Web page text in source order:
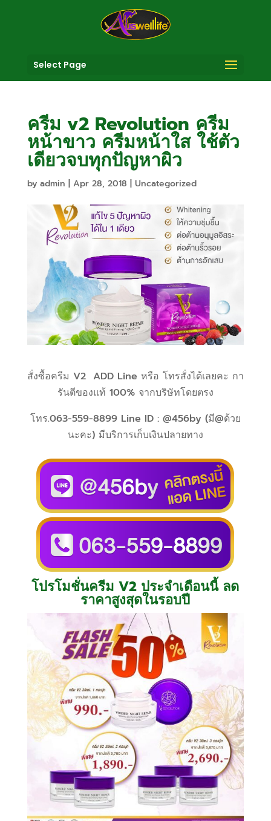
Select Page
ครีม v2 Revolution ครีม
หน้าขาว ครีมหน้าใส ใช้ตัว
เดียวจบทุกปัญหาผิว
by admin Apr 28, 2018 Uncategorized
สั่งซื้อครีม V2 ADD Line หรือ โทรสั่งได้เลยคะ กา
รันตีของแท้ 100% จากบริษัทโดยตรง
โทร.063-559-8899 Line ID : @456by (มี@ด้วย
นะคะ) มีบริการเก็บเงินปลายทาง
โปรโมชั่นครีม V2 ประจำเดือนนี้ ลด
ราคาสูงสุดในรอบปี